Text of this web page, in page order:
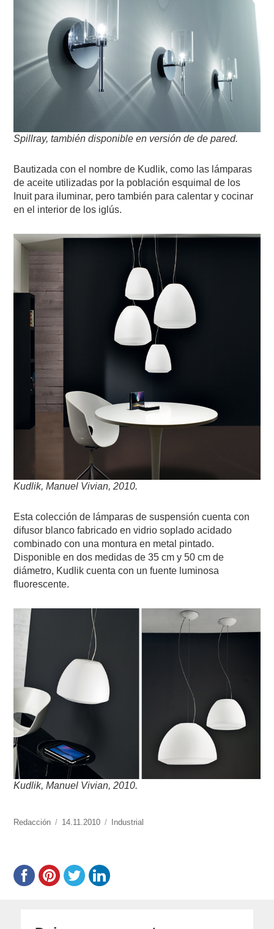
Spillray, también disponible en versión de de pared.
Bautizada con el nombre de Kudlik, como las lámparas
de aceite utilizadas por la población esquimal de los
Inuit para iluminar, pero también para calentar y cocinar
en el interior de los iglús.
Kudlik, Manuel Vivian, 2010.
Esta colección de lámparas de suspensión cuenta con
difusor blanco fabricado en vidrio soplado acidado
combinado con una montura en metal pintado.
Disponible en dos medidas de 35 cm y 50 cm de
diámetro, Kudlik cuenta con un fuente luminosa
fluorescente.
Kudlik, Manuel Vivian, 2010.
https://www.experimenta.es/author/redaccion/
Redacción
Publicado
14.11.2010 Categorías
Industrial